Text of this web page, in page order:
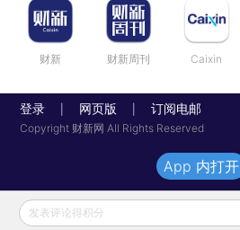
财新 财新周刊 Caixin
登录 网页版 订阅电邮
Copyright 财新网 All Rights Reserved
发表评论得积分
App 内打开